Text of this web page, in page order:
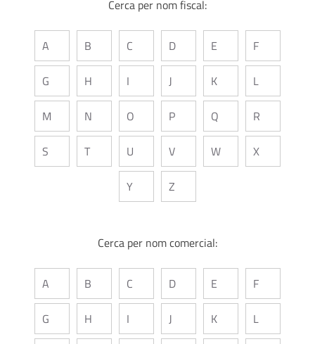
Cerca per nom fiscal:
A B C D E F
G H I J K L
M N O P Q R
S T U V W X
Y Z
Cerca per nom comercial:
A B C D E F
G H I J K L